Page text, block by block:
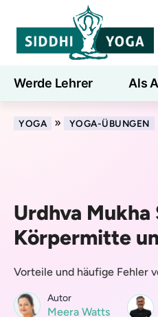
Werde Lehrer Als
Blog Lernen
YOGA » YOGA-ÜBUNGEN
Urdhva Mukha
Körpermitte
Vorteile und häufige Fehler
Autor
Meera Watts